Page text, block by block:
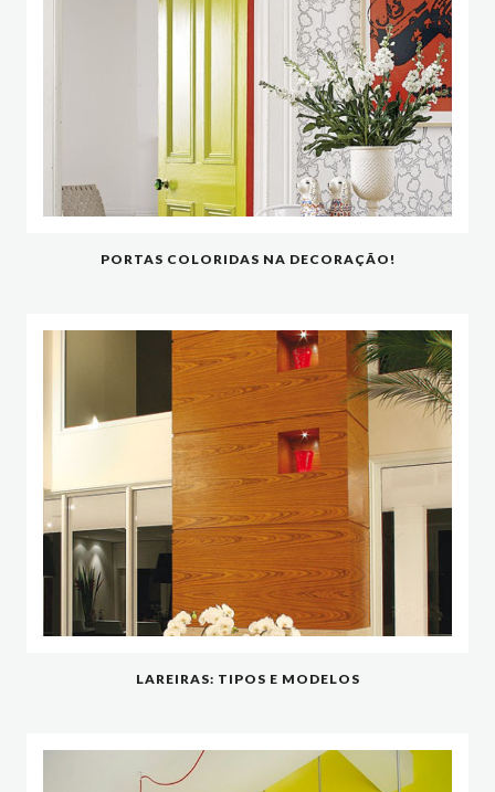
PORTAS COLORIDAS NA DECORAÇÃO!
LAREIRAS: TIPOS E MODELOS